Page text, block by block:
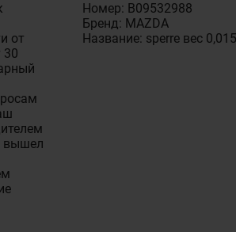
от
30
вышел
Номер: B09532988
Бренд: MAZDA
Название: sperre вес 0,015